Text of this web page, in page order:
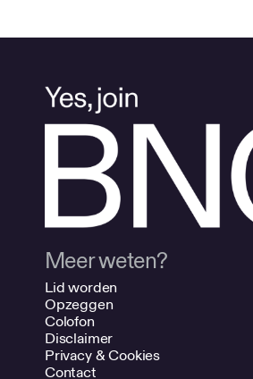
Meer weten?
Lid worden
Opzeggen
Colofon
Disclaimer
Privacy & Cookies
Contact